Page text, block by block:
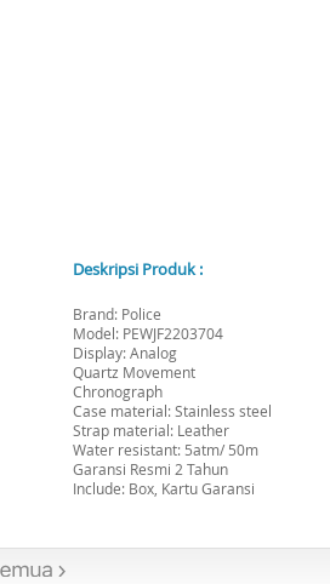
Deskripsi Produk :
Brand: Police
Model: PEWJF2203704
Display: Analog
Quartz Movement
Chronograph
Case material: Stainless steel
Strap material: Leather
Water resistant: 5atm/ 50m
Garansi Resmi 2 Tahun
Include: Box, Kartu Garansi